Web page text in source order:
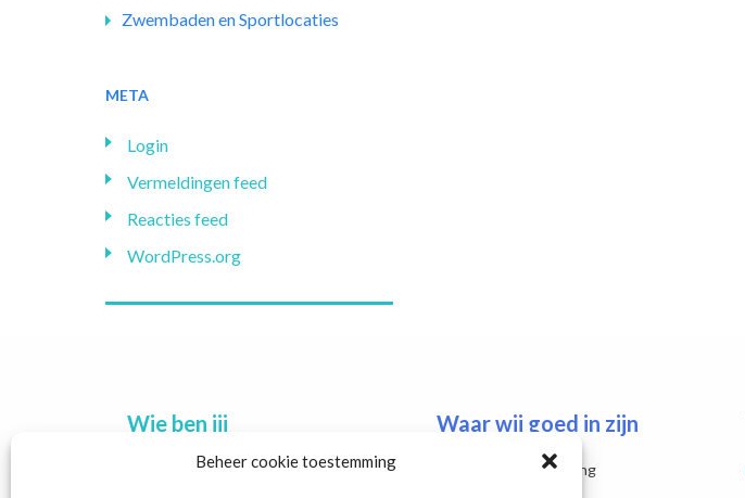
Beheer cookie toestemming
Zwembaden en Sportlocaties
META
Login
Vermeldingen feed
Reacties feed
WordPress.org
Wie ben jij Waar wij goed in zijn
Personeelsplanning